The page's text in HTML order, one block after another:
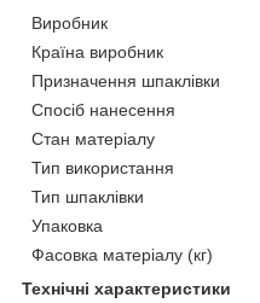
Виробник
Країна виробник
Призначення шпаклівки
Спосіб нанесення
Стан матеріалу
Тип використання
Тип шпаклівки
Упаковка
Фасовка матеріалу (кг)
Технічні характеристики